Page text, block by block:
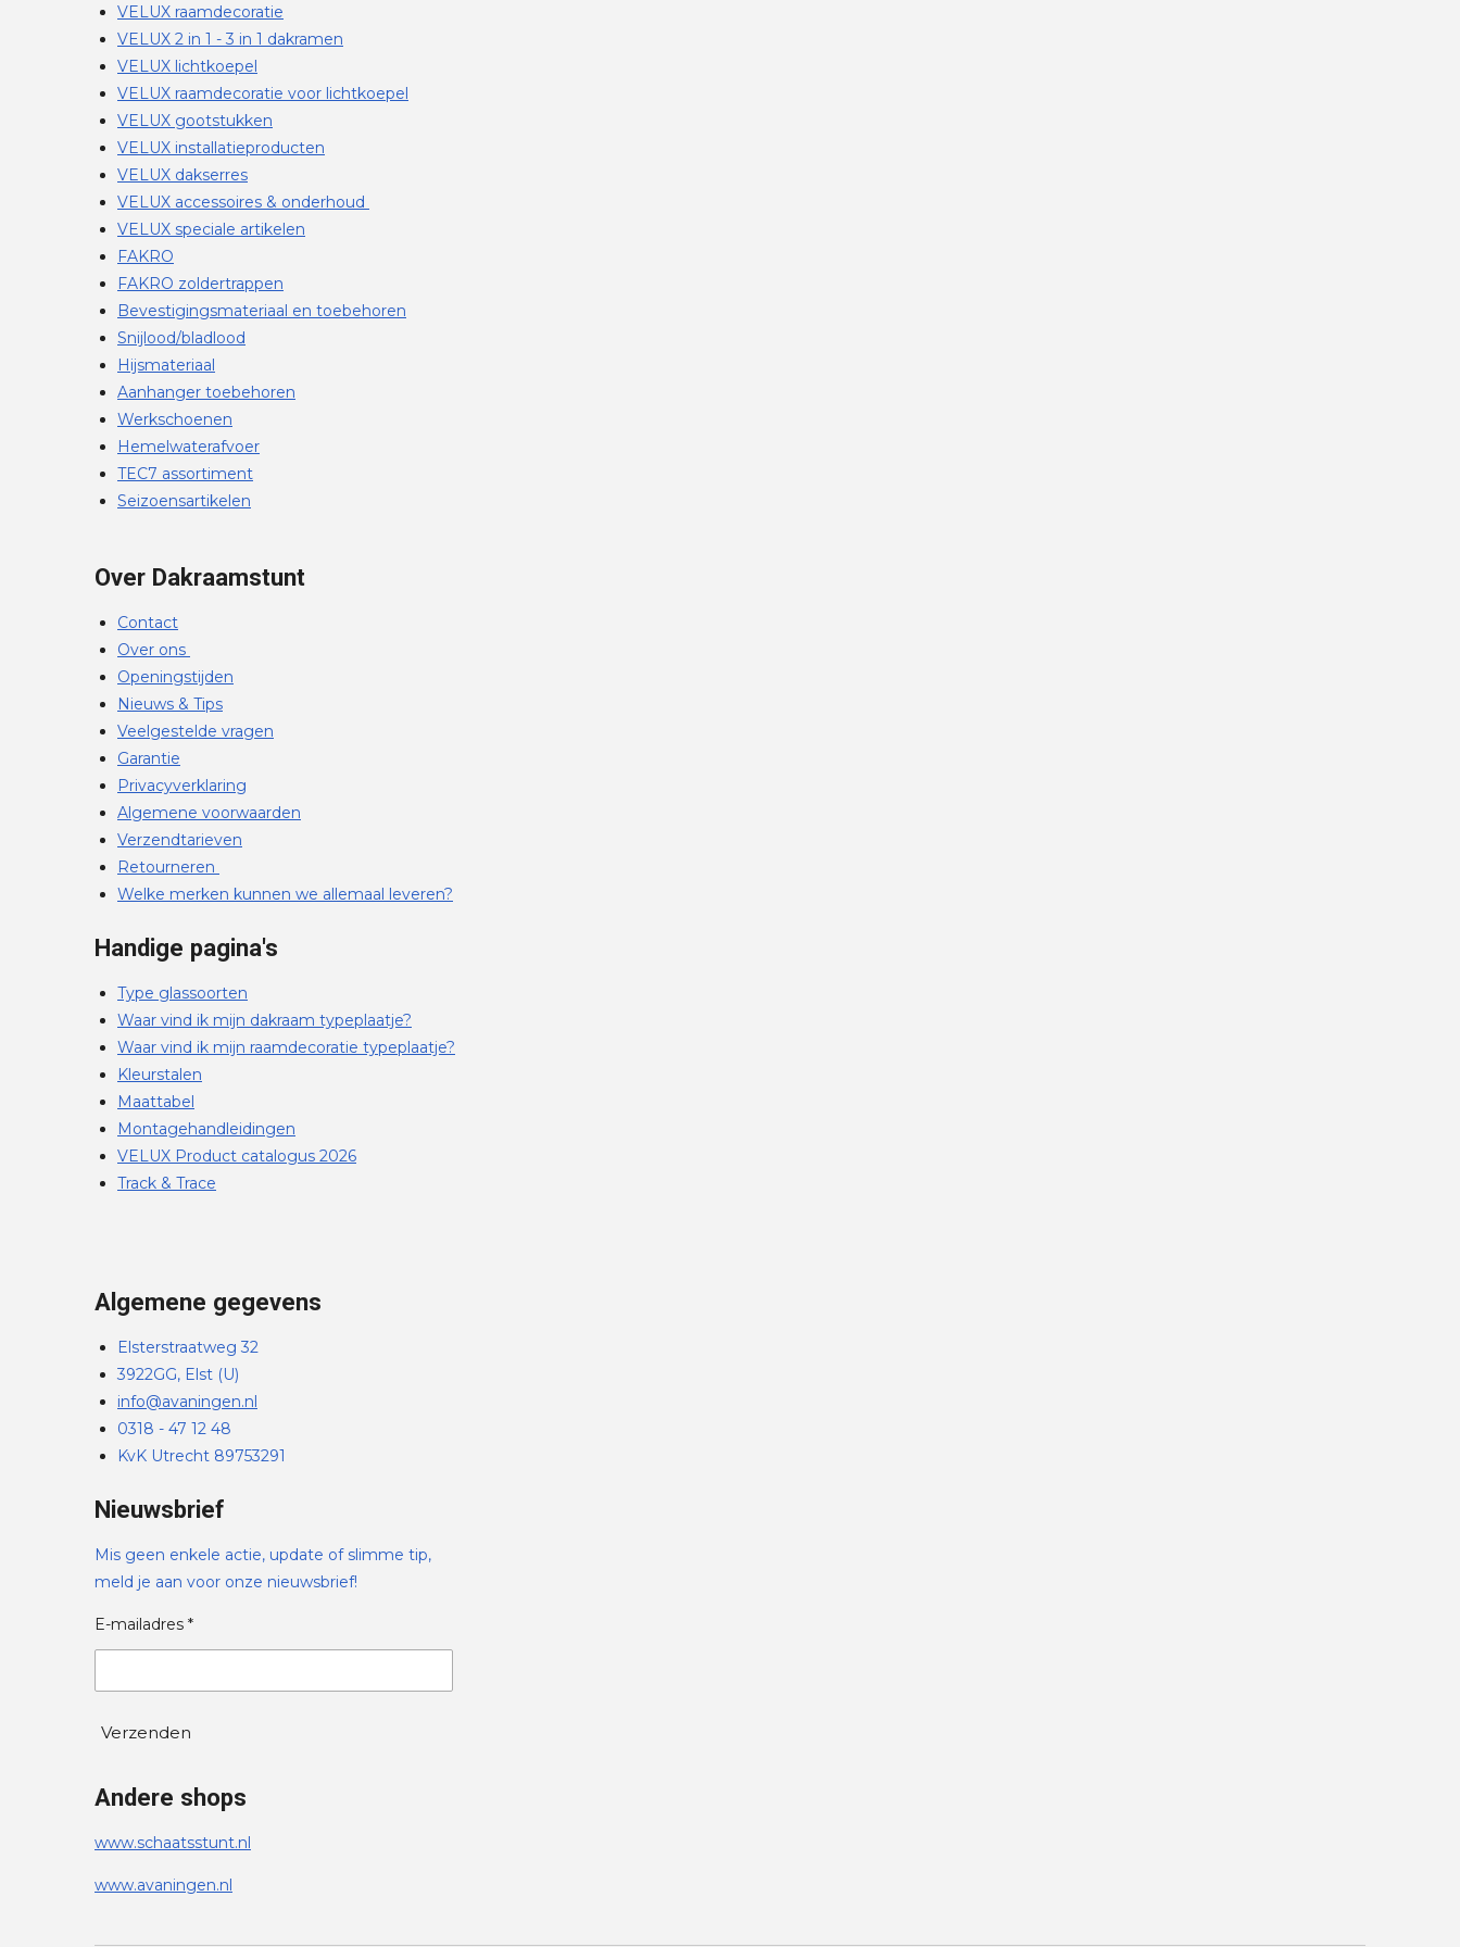
VELUX raamdecoratie
VELUX 2 in 1 - 3 in 1 dakramen
VELUX lichtkoepel
VELUX raamdecoratie voor lichtkoepel
VELUX gootstukken
VELUX installatieproducten
VELUX dakserres
VELUX accessoires & onderhoud
VELUX speciale artikelen
FAKRO
FAKRO zoldertrappen
Bevestigingsmateriaal en toebehoren
Snijlood/bladlood
Hijsmateriaal
Aanhanger toebehoren
Werkschoenen
Hemelwaterafvoer
TEC7 assortiment
Seizoensartikelen
Over Dakraamstunt
Contact
Over ons
Openingstijden
Nieuws & Tips
Veelgestelde vragen
Garantie
Privacyverklaring
Algemene voorwaarden
Verzendtarieven
Retourneren
Welke merken kunnen we allemaal leveren?
Handige pagina's
Type glassoorten
Waar vind ik mijn dakraam typeplaatje?
Waar vind ik mijn raamdecoratie typeplaatje?
Kleurstalen
Maattabel
Montagehandleidingen
VELUX Product catalogus 2026
Track & Trace
Algemene gegevens
Elsterstraatweg 32
3922GG, Elst (U)
info@avaningen.nl
0318 - 47 12 48
KvK Utrecht 89753291
Nieuwsbrief
Mis geen enkele actie, update of slimme tip,
meld je aan voor onze nieuwsbrief!
E-mailadres *
Verzenden
Andere shops
www.schaatsstunt.nl
www.avaningen.nl